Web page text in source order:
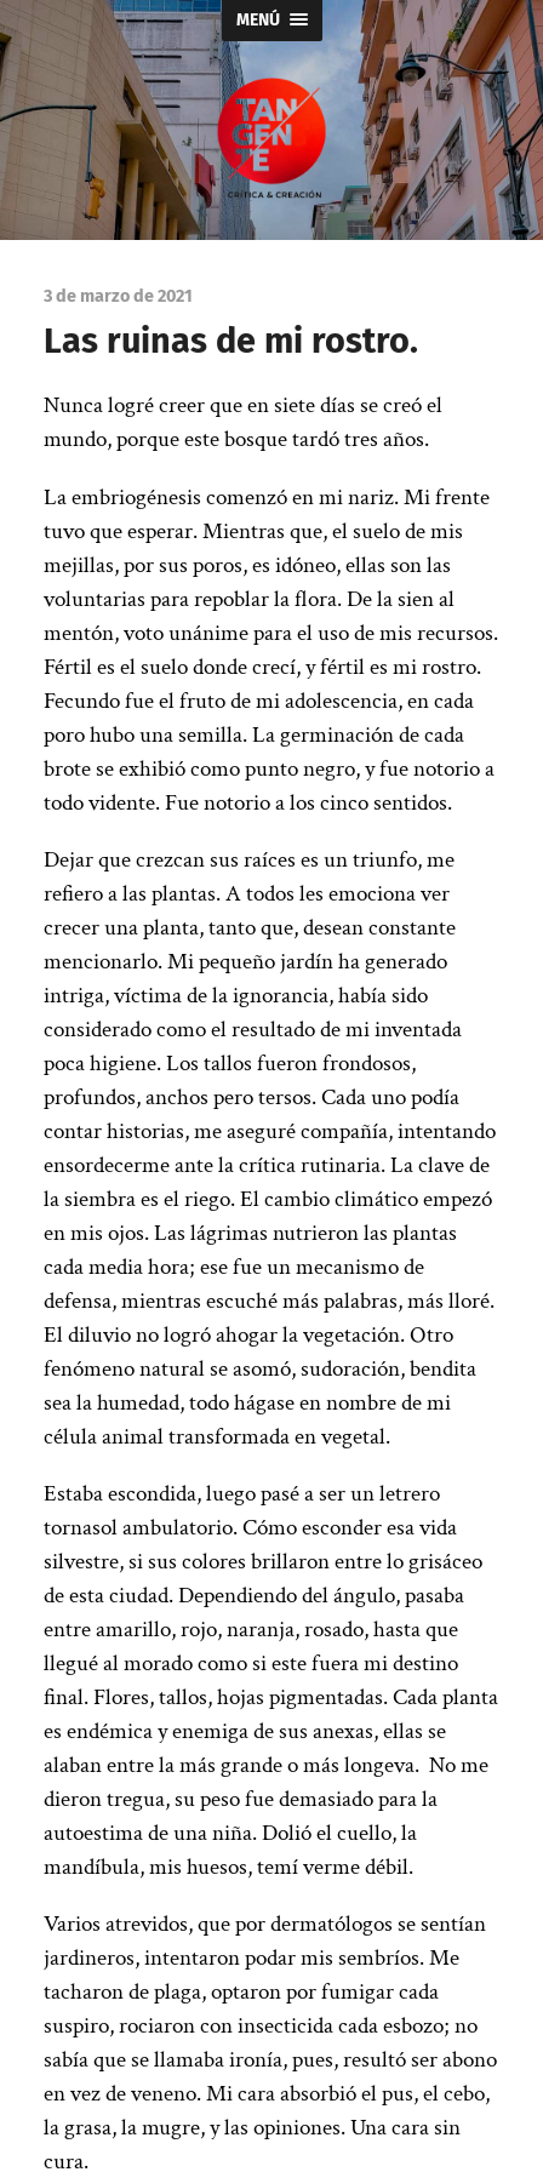
MENÚ
Tangente
3 de marzo de 2021
Las ruinas de mi rostro.
Nunca logré creer que en siete días se creó el
mundo, porque este bosque tardó tres años.
La embriogénesis comenzó en mi nariz. Mi frente
tuvo que esperar. Mientras que, el suelo de mis
mejillas, por sus poros, es idóneo, ellas son las
voluntarias para repoblar la flora. De la sien al
mentón, voto unánime para el uso de mis recursos.
Fértil es el suelo donde crecí, y fértil es mi rostro.
Fecundo fue el fruto de mi adolescencia, en cada
poro hubo una semilla. La germinación de cada
brote se exhibió como punto negro, y fue notorio a
todo vidente. Fue notorio a los cinco sentidos.
Dejar que crezcan sus raíces es un triunfo, me
refiero a las plantas. A todos les emociona ver
crecer una planta, tanto que, desean constante
mencionarlo. Mi pequeño jardín ha generado
intriga, víctima de la ignorancia, había sido
considerado como el resultado de mi inventada
poca higiene. Los tallos fueron frondosos,
profundos, anchos pero tersos. Cada uno podía
contar historias, me aseguré compañía, intentando
ensordecerme ante la crítica rutinaria. La clave de
la siembra es el riego. El cambio climático empezó
en mis ojos. Las lágrimas nutrieron las plantas
cada media hora; ese fue un mecanismo de
defensa, mientras escuché más palabras, más lloré.
El diluvio no logró ahogar la vegetación. Otro
fenómeno natural se asomó, sudoración, bendita
sea la humedad, todo hágase en nombre de mi
célula animal transformada en vegetal.
Estaba escondida, luego pasé a ser un letrero
tornasol ambulatorio. Cómo esconder esa vida
silvestre, si sus colores brillaron entre lo grisáceo
de esta ciudad. Dependiendo del ángulo, pasaba
entre amarillo, rojo, naranja, rosado, hasta que
llegué al morado como si este fuera mi destino
final. Flores, tallos, hojas pigmentadas. Cada planta
es endémica y enemiga de sus anexas, ellas se
alaban entre la más grande o más longeva. No me
dieron tregua, su peso fue demasiado para la
autoestima de una niña. Dolió el cuello, la
mandíbula, mis huesos, temí verme débil.
Varios atrevidos, que por dermatólogos se sentían
jardineros, intentaron podar mis sembríos. Me
tacharon de plaga, optaron por fumigar cada
suspiro, rociaron con insecticida cada esbozo; no
sabía que se llamaba ironía, pues, resultó ser abono
en vez de veneno. Mi cara absorbió el pus, el cebo,
la grasa, la mugre, y las opiniones. Una cara sin
cura.